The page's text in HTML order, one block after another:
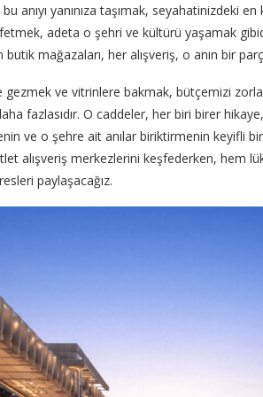
anıyı yanınıza taşımak, seyahatinizdeki
adeta o şehri ve kültürü yaşamak
butik mağazaları, her alışveriş, o anın bir
gezmek ve vitrinlere bakmak, bütçemizi
fazlasıdır. O caddeler, her biri birer
ve o şehre ait anılar biriktirmenin keyifli
alışveriş merkezlerini keşfederken, hem
paylaşacağız.